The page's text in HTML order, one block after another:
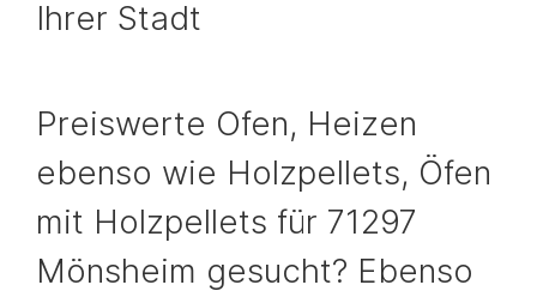
Ihrer Stadt
Preiswerte Ofen, Heizen
ebenso wie Holzpellets, Öfen
mit Holzpellets für 71297
Mönsheim gesucht? Ebenso